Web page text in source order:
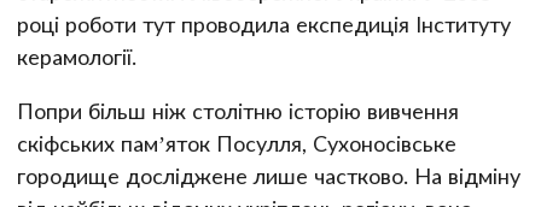
році роботи тут проводила експедиція Інституту
керамології.
Попри більш ніж столітню історію вивчення
скіфських пам’яток Посулля, Сухоносівське
городище досліджене лише частково. На відміну